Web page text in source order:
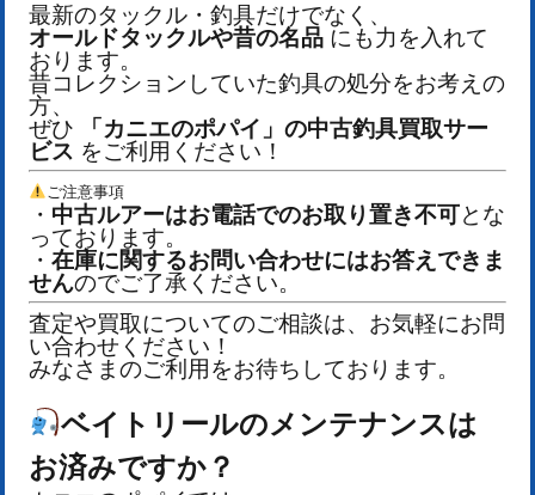
最新のタックル・釣具だけでなく、
オールドタックルや昔の名品 にも力を入れて
おります。
昔コレクションしていた釣具の処分をお考えの
方、
ぜひ
「カニエのポパイ」の中古釣具買取サー
ビス をご利用ください！
ご注意事項
・ 中古ルアーはお電話でのお取り置き不可とな
っております。
・ 在庫に関するお問い合わせにはお答えできま
せんのでご了承ください。
査定や買取についてのご相談は、お気軽にお問
い合わせください！
みなさまのご利用をお待ちしております。
ベイトリールのメンテナンスは
お済みですか？